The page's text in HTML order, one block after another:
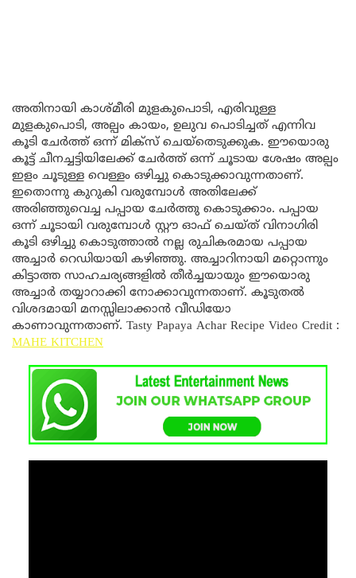
അതിനായി കാശ്മീരി മുളകുപൊടി, എരിവുള്ള
മുളകുപൊടി, അല്പം കായം, ഉലുവ പൊടിച്ചത് എന്നിവ
കൂടി ചേർത്ത് ഒന്ന് മിക്സ് ചെയ്തെടുക്കുക. ഈയൊരു
കൂട്ട് ചീനച്ചട്ടിയിലേക്ക് ചേർത്ത് ഒന്ന് ചൂടായ ശേഷം അല്പം
ഇളം ചൂടുള്ള വെള്ളം ഒഴിച്ചു കൊടുക്കാവുന്നതാണ്.
ഇതൊന്നു കുറുകി വരുമ്പോൾ അതിലേക്ക്
അരിഞ്ഞുവെച്ച പപ്പായ ചേർത്തു കൊടുക്കാം. പപ്പായ
ഒന്ന് ചൂടായി വരുമ്പോൾ സ്റ്റൗ ഓഫ് ചെയ്ത് വിനാഗിരി
കൂടി ഒഴിച്ചു കൊടുത്താൽ നല്ല രുചികരമായ പപ്പായ
അച്ചാർ റെഡിയായി കഴിഞ്ഞു. അച്ചാറിനായി മറ്റൊന്നും
കിട്ടാത്ത സാഹചര്യങ്ങളിൽ തീർച്ചയായും ഈയൊരു
അച്ചാർ തയ്യാറാക്കി നോക്കാവുന്നതാണ്. കൂടുതൽ
വിശദമായി മനസ്സിലാക്കാൻ വീഡിയോ
കാണാവുന്നതാണ്. Tasty Papaya Achar Recipe Video Credit :
MAHE KITCHEN